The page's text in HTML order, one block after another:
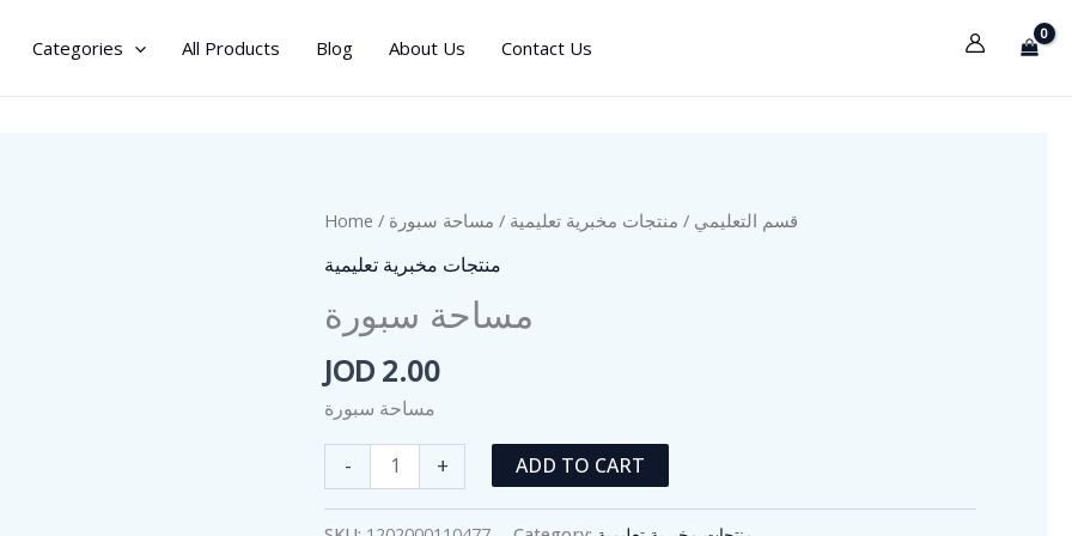
Categories All Products Blog About Us Contact Us
Home / قسم التعليمي / منتجات مخبرية تعليمية / مساحة سبورة
منتجات مخبرية تعليمية
مساحة سبورة
JOD 2.00
مساحة سبورة
-
سبورة
quantity
+ ADD TO CART